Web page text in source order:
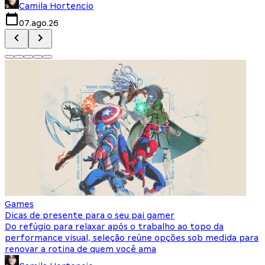
Camila Hortencio
07.ago.26
Games
Dicas de presente para o seu pai gamer
Do refúgio para relaxar após o trabalho ao topo da
performance visual, seleção reúne opções sob medida para
renovar a rotina de quem você ama